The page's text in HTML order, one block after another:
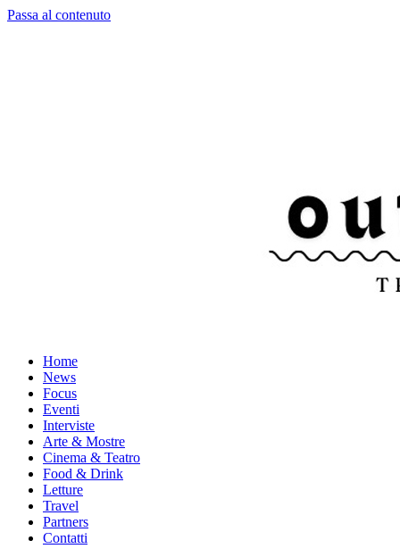
Passa al contenuto
Home
News
Focus
Eventi
Interviste
Arte & Mostre
Cinema & Teatro
Food & Drink
Letture
Travel
Partners
Contatti